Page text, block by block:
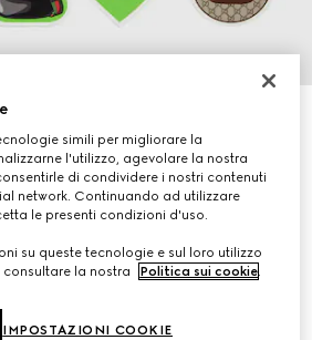
Handbags
simili per migliorare la
l'utilizzo, agevolare la nostra
di condividere i nostri contenuti
network. Continuando ad utilizzare
le presenti condizioni d'uso.
su queste tecnologie e sul loro utilizzo
la nostra
Politica sui cookie.
IMPOSTAZIONI COOKIE